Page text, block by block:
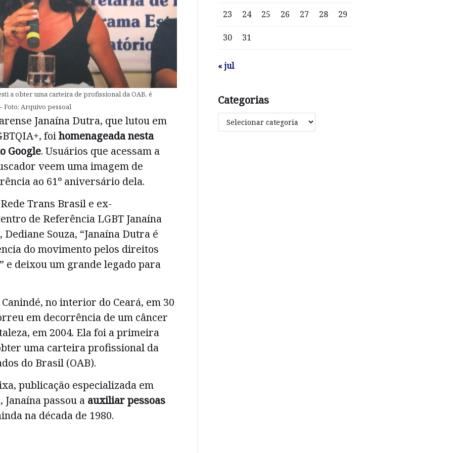
a obter uma carteira de profissional da OAB, é
Foto: Arquivo pessoal
Janaína Dutra, que lutou em
foihomenageada nesta
Google. Usuários que acessam a
veem uma imagem de
ao 61º aniversário dela.
Trans Brasil e ex-
de Referência LGBT Janaína
Souza, “Janaína Dutra é
do movimento pelos direitos
e deixou um grande legado para
no interior do Ceará, em 30
em decorrência de um câncer
em 2004. Ela foi a primeira
uma carteira profissional da
do Brasil (OAB).
publicação especializada em
Janaína passou a auxiliar pessoas
na década de 1980.
23 24 25 26 27 28 29
30 31
« jul
Categorias